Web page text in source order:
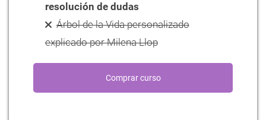
resolución de dudas
Árbol de la Vida personalizado
explicado por Milena Llop